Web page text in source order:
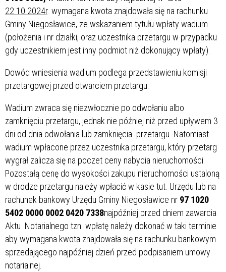
22.10.2024r. wymagana kwota znajdowała się na rachunku
Gminy Niegosławice, ze wskazaniem tytułu wpłaty wadium
(położenia i nr działki, oraz uczestnika przetargu w przypadku
gdy uczestnikiem jest inny podmiot niż dokonujący wpłaty).
Dowód wniesienia wadium podlega przedstawieniu komisji
przetargowej przed otwarciem przetargu.
Wadium zwraca się niezwłocznie po odwołaniu albo
zamknięciu przetargu, jednak nie później niż przed upływem 3
dni od dnia odwołania lub zamknięcia przetargu. Natomiast
wadium wpłacone przez uczestnika przetargu, który przetarg
wygrał zalicza się na poczet ceny nabycia nieruchomości.
Pozostałą cenę do wysokości zakupu nieruchomości ustaloną
w drodze przetargu należy wpłacić w kasie tut. Urzędu lub na
rachunek bankowy Urzędu Gminy Niegosławice nr 97 1020
5402 0000 0002 0420 7338najpóźniej przed dniem zawarcia
Aktu Notarialnego tzn. wpłatę należy dokonać w taki terminie
aby wymagana kwota znajdowała się na rachunku bankowym
sprzedającego najpóźniej dzień przed podpisaniem umowy
notarialnej.